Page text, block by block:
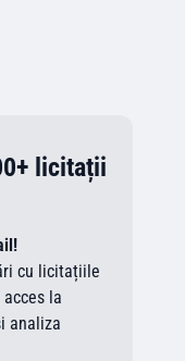
licitații
cu licitațiile
la
analiza